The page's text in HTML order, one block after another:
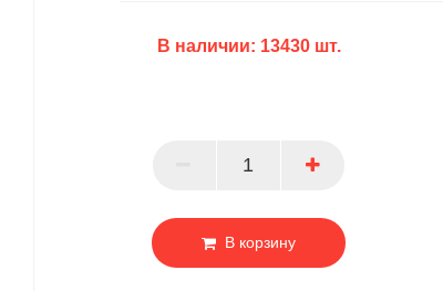
В наличии: 13430шт.
В корзину